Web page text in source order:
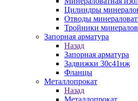
Цилиндры
Отводы
Тройники
Запорная арматура
Назад
Запорная арматура
Задвижки 30с41нж
Фланцы
Металлопрокат
Назад
Металлопрокат